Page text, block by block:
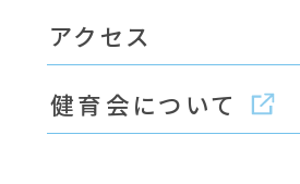
アクセス
健育会について